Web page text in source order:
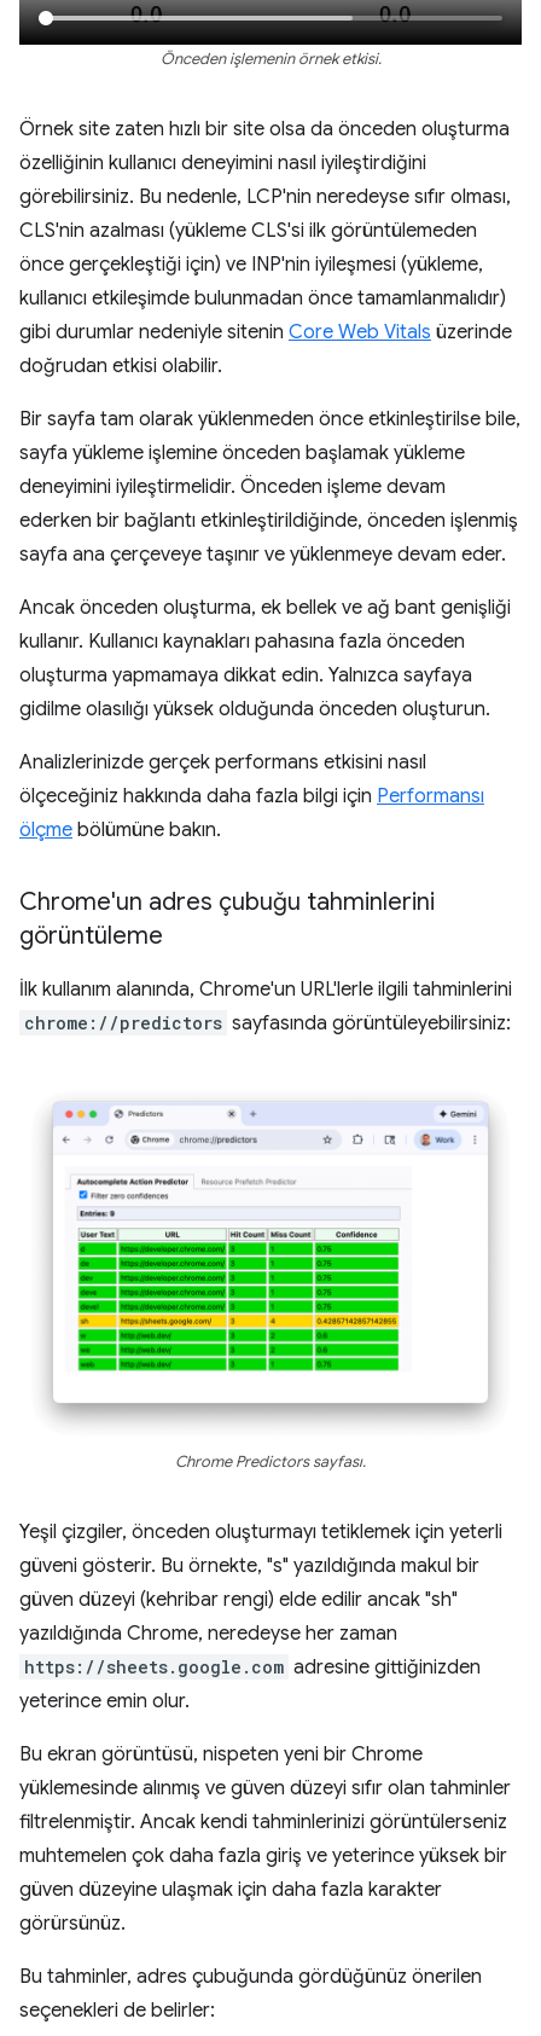
Önceden işlemenin örnek etkisi.
Örnek site zaten hızlı bir site olsa da önceden oluşturma
özelliğinin kullanıcı deneyimini nasıl iyileştirdiğini
görebilirsiniz. Bu nedenle, LCP'nin neredeyse sıfır olması,
CLS'nin azalması (yükleme CLS'si ilk görüntülemeden
önce gerçekleştiği için) ve INP'nin iyileşmesi (yükleme,
kullanıcı etkileşimde bulunmadan önce tamamlanmalıdır)
gibi durumlar nedeniyle sitenin Core Web Vitals üzerinde
doğrudan etkisi olabilir.
Bir sayfa tam olarak yüklenmeden önce etkinleştirilse bile,
sayfa yükleme işlemine önceden başlamak yükleme
deneyimini iyileştirmelidir. Önceden işleme devam
ederken bir bağlantı etkinleştirildiğinde, önceden işlenmiş
sayfa ana çerçeveye taşınır ve yüklenmeye devam eder.
Ancak önceden oluşturma, ek bellek ve ağ bant genişliği
kullanır. Kullanıcı kaynakları pahasına fazla önceden
oluşturma yapmamaya dikkat edin. Yalnızca sayfaya
gidilme olasılığı yüksek olduğunda önceden oluşturun.
Analizlerinizde gerçek performans etkisini nasıl
ölçeceğiniz hakkında daha fazla bilgi için Performansı
ölçme bölümüne bakın.
Chrome'un adres çubuğu tahminlerini
görüntüleme
İlk kullanım alanında, Chrome'un URL'lerle ilgili tahminlerini
chrome://predictors sayfasında görüntüleyebilirsiniz:
Chrome Predictors sayfası.
Yeşil çizgiler, önceden oluşturmayı tetiklemek için yeterli
güveni gösterir. Bu örnekte, "s" yazıldığında makul bir
güven düzeyi (kehribar rengi) elde edilir ancak "sh"
yazıldığında Chrome, neredeyse her zaman
https://sheets.google.com adresine gittiğinizden
yeterince emin olur.
Bu ekran görüntüsü, nispeten yeni bir Chrome
yüklemesinde alınmış ve güven düzeyi sıfır olan tahminler
filtrelenmiştir. Ancak kendi tahminlerinizi görüntülerseniz
muhtemelen çok daha fazla giriş ve yeterince yüksek bir
güven düzeyine ulaşmak için daha fazla karakter
görürsünüz.
Bu tahminler, adres çubuğunda gördüğünüz önerilen
seçenekleri de belirler: